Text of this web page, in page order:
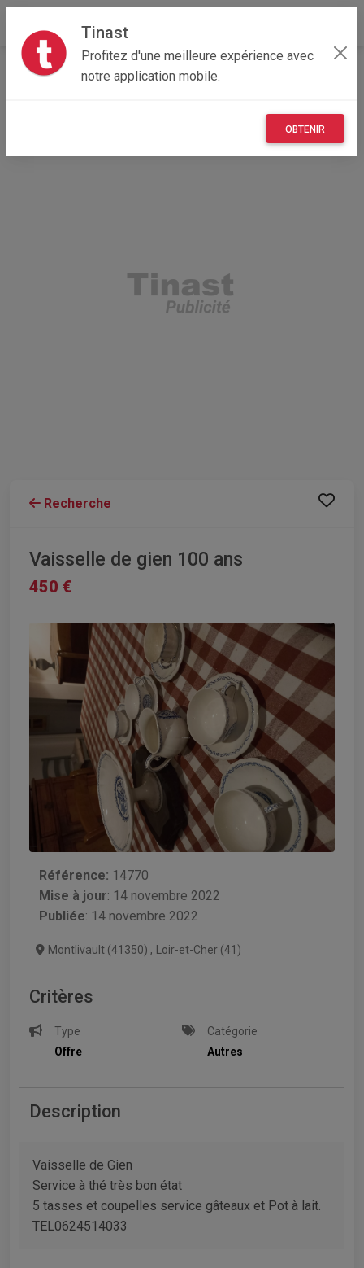
Tinast
Profitez d'une meilleure expérience avec
notre application mobile.
OBTENIR
Accueil Autres Centre-Val de Loire
Recherche
Vaisselle de gien 100 ans
450 €
Référence: 14770
Mise à jour: 14 novembre 2022
Publiée: 14 novembre 2022
Montlivault (41350) , Loir-et-Cher (41)
Critères
Type
Offre
Catégorie
Autres
Description
Vaisselle de Gien
Service à thé très bon état
5 tasses et coupelles service gâteaux et Pot à lait.
TEL0624514033